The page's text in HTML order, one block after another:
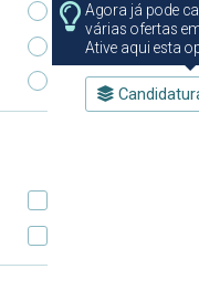
0 Ofertas de
Agora já pode
várias ofertas
Ative aqui esta